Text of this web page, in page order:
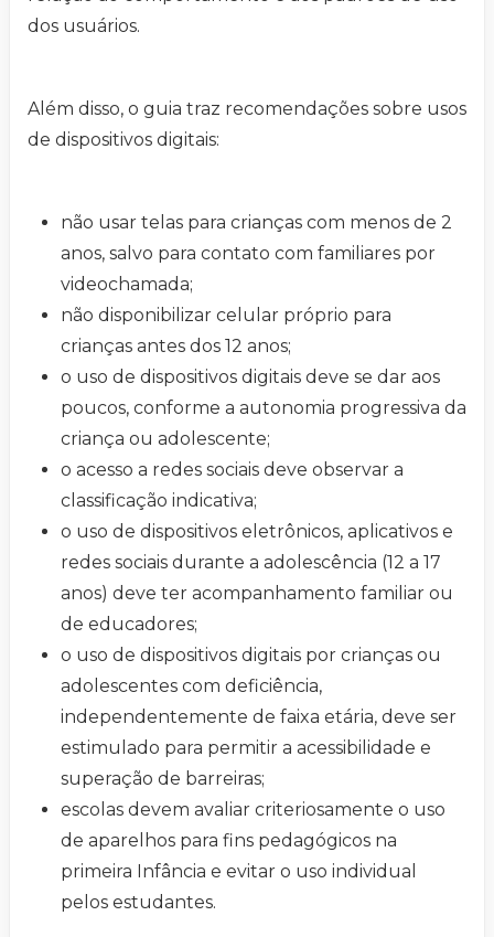
dos usuários.
Além disso, o guia traz recomendações sobre usos
de dispositivos digitais:
não usar telas para crianças com menos de 2
anos, salvo para contato com familiares por
videochamada;
não disponibilizar celular próprio para
crianças antes dos 12 anos;
o uso de dispositivos digitais deve se dar aos
poucos, conforme a autonomia progressiva da
criança ou adolescente;
o acesso a redes sociais deve observar a
classificação indicativa;
o uso de dispositivos eletrônicos, aplicativos e
redes sociais durante a adolescência (12 a 17
anos) deve ter acompanhamento familiar ou
de educadores;
o uso de dispositivos digitais por crianças ou
adolescentes com deficiência,
independentemente de faixa etária, deve ser
estimulado para permitir a acessibilidade e
superação de barreiras;
escolas devem avaliar criteriosamente o uso
de aparelhos para fins pedagógicos na
primeira Infância e evitar o uso individual
pelos estudantes.